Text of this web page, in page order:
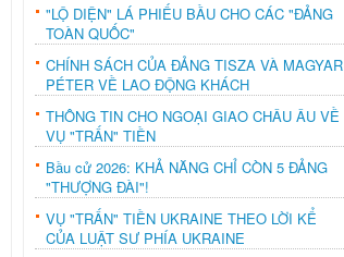
"LỘ DIỆN" LÁ PHIẾU BẦU CHO CÁC "ĐẢNG
TOÀN QUỐC"
CHÍNH SÁCH CỦA ĐẢNG TISZA VÀ MAGYAR
PÉTER VỀ LAO ĐỘNG KHÁCH
THÔNG TIN CHO NGOẠI GIAO CHÂU ÂU VỀ
VỤ "TRẤN" TIỀN
Bầu cử 2026: KHẢ NĂNG CHỈ CÒN 5 ĐẢNG
"THƯỢNG ĐÀI"!
VỤ "TRẤN" TIỀN UKRAINE THEO LỜI KỂ
CỦA LUẬT SƯ PHÍA UKRAINE